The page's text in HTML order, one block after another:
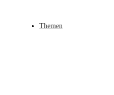
Themen